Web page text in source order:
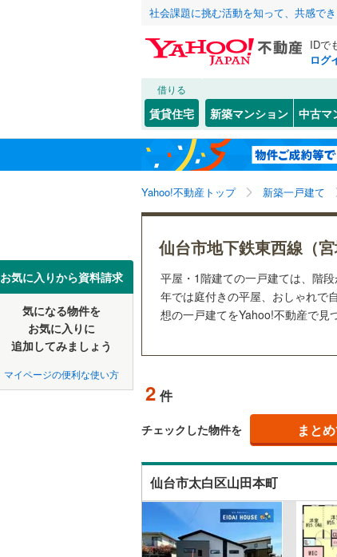
社会課題に挑む活動を知って、共感で
IDで
ログ
借りる
賃貸住宅 新築マンション 中古マ
Yahoo!不動産トップ 新築一戸建て
お気に入りから資料請求
気になる物件を
お気に入りに
追加してみましょう
マイページの便利な使い方
仙台市地下鉄東西線（
平屋・1階建ての一戸建ては、階
年では庭付きの平屋、おしゃれで
想の一戸建てをYahoo!不動産で見
2 件
チェックした物件を まと
仙台市太白区山田本町
北海道 北海
東北 青森
関東 東京
東海 愛知
近畿 大阪
中国 鳥取
福岡
該当物件 0件
仙台市 青葉
太白
宮城県のそのほ
石巻
白石
多賀
栗原市
亘理
遠田
本吉
該当物件 0件
該当物件 0件
JR 東北
仙石線
大船
秋田
仙台
私鉄・その他 阿武
該当物件 0件
(0)
(0)
該当物件 0件
こだわり条件 設備
床暖
駐車
ＴＶ
（2）
配置、向
前道
平坦
LD
（2）
（1）
長期
該当物件 0件